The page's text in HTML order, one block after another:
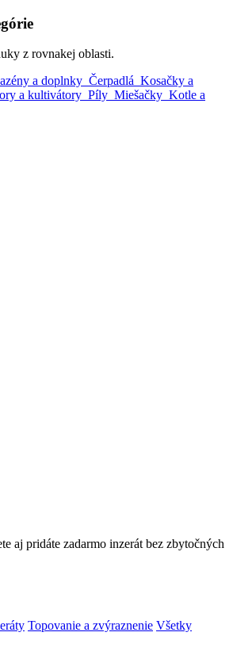
z rovnakej oblasti.
a doplnky Čerpadlá Kosačky a
a kultivátory Píly Miešačky Kotle a
aj pridáte zadarmo inzerát bez zbytočných
Topovanie a zvýraznenie Všetky